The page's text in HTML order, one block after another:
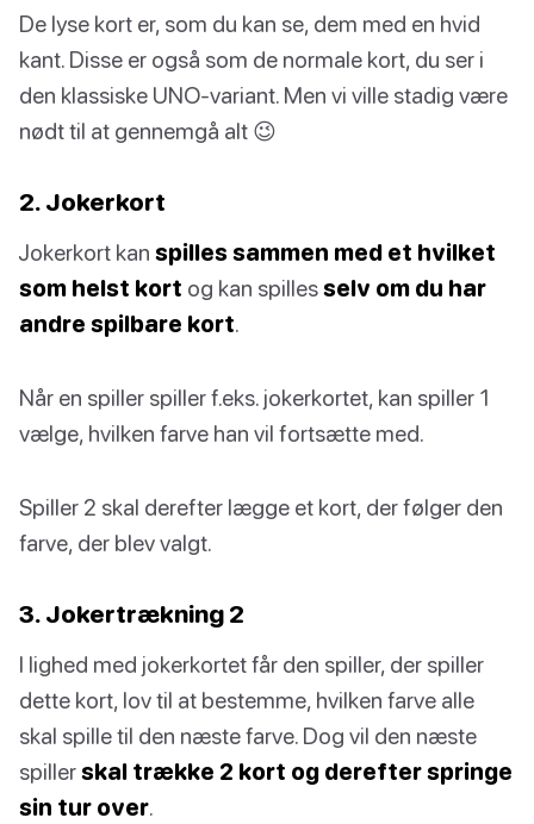
De lyse kort er, som du kan se, dem med en hvid
kant. Disse er også som de normale kort, du ser i
den klassiske UNO-variant. Men vi ville stadig være
nødt til at gennemgå alt 😉
2. Jokerkort
Jokerkort kan spilles sammen med et hvilket
som helst kort og kan spillesselv om du har
andre spilbare kort.
Når en spiller spiller f.eks. jokerkortet, kan spiller 1
vælge, hvilken farve han vil fortsætte med.
Spiller 2 skal derefter lægge et kort, der følger den
farve, der blev valgt.
3. Jokertrækning 2
I lighed med jokerkortet får den spiller, der spiller
dette kort, lov til at bestemme, hvilken farve alle
skal spille til den næste farve. Dog vil den næste
spillerskal trække 2 kort og derefter springe
sin tur over.